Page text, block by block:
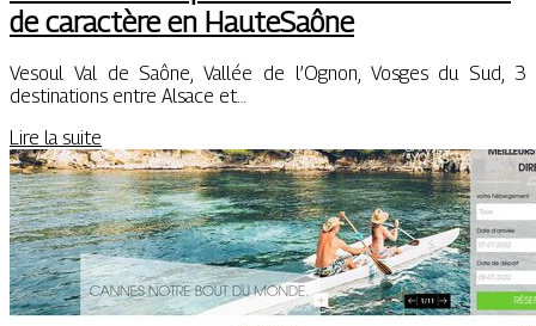
de caractère en HauteSaône
Vesoul Val de Saône, Vallée de l’Ognon, Vosges du Sud, 3
destinations entre Alsace et…
Lire la suite